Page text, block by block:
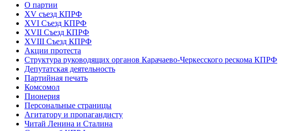
О партии
XV съезд КПРФ
XVI Съезд КПРФ
XVII Cъезд КПРФ
XVIII Cъезд КПРФ
Акции протеста
Структура руководящих органов Карачаево-Черкесского рескома КПРФ
Депутатская деятельность
Партийная печать
Комсомол
Пионерия
Персональные страницы
Агитатору и пропагандисту
Читай Ленина и Сталина